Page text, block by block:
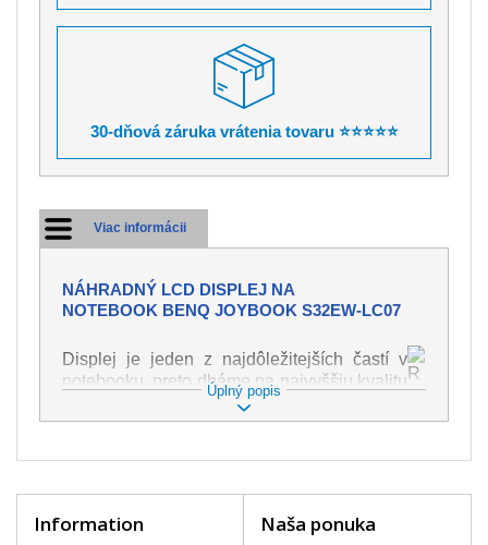
30-dňová záruka vrátenia tovaru ⭐⭐⭐⭐⭐
Viac informácii
NÁHRADNÝ LCD DISPLEJ NA
NOTEBOOK BENQ JOYBOOK S32EW-LC07
Displej je jeden z najdôležitejších častí v
notebooku, preto dbáme na najvyššiu kvalitu
tohto náhradného dielu. Slúži k
zobrazovaniu textu či obrazu v rôznej
najväčšou opatrnosťou. Medzi najčastejšie
poškodenie napr. prasklinu alebo
Úplný popis
Information Naša ponuka